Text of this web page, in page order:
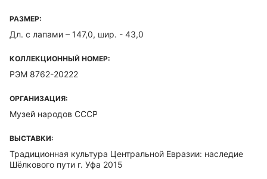
РАЗМЕР:
Дл. с лапами – 147,0, шир. - 43,0
КОЛЛЕКЦИОННЫЙ НОМЕР:
РЭМ 8762-20222
ОРГАНИЗАЦИЯ:
Музей народов СССР
ВЫСТАВКИ:
Традиционная культура Центральной Евразии: наследие
Шёлкового пути г. Уфа 2015